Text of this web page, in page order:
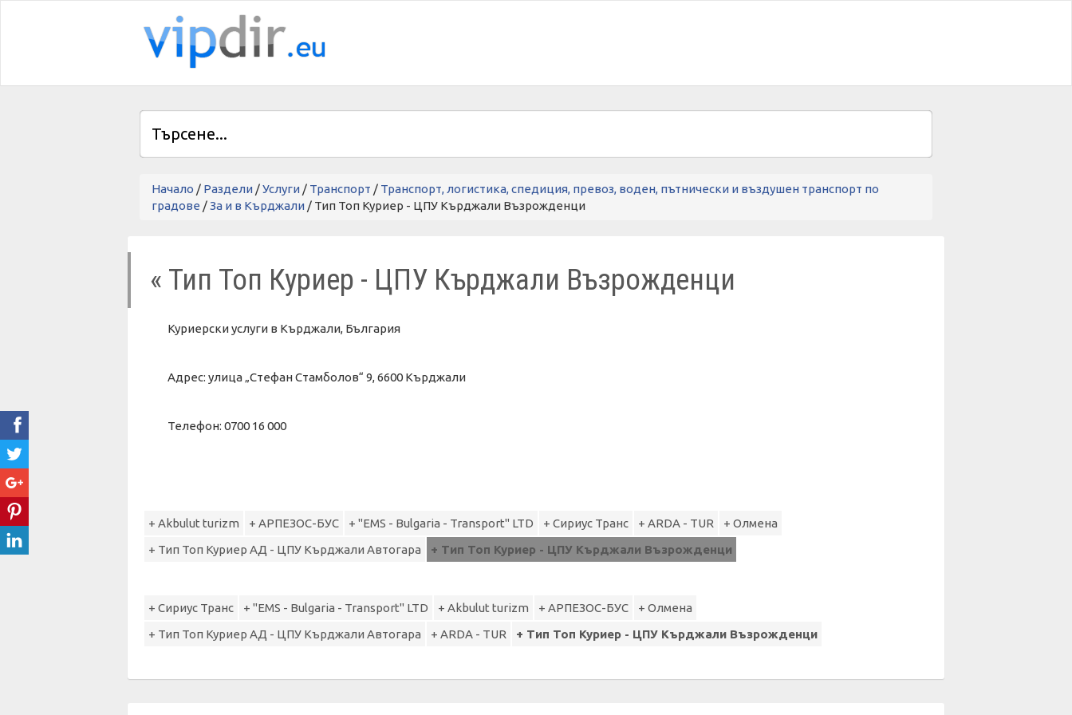
Начало / Раздели /Услуги / Транспорт / Транспорт, логистика, спедиция, превоз, воден, пътнически и въздушен транспорт по
градове /За и в Кърджали / Тип Топ Куриер - ЦПУ Кърджали Възрожденци
« Тип Топ Куриер - ЦПУ Кърджали Възрожденци
Куриерски услуги в Кърджали, България
Адрес: улица „Стефан Стамболов“ 9, 6600 Кърджали
Телефон: 0700 16 000
+ Akbulut turizm + АРПЕЗОС-БУС + "EMS - Bulgaria - Transport" LTD + Сириус Транс + ARDA - TUR
+ Олмена
+ Тип Топ Куриер АД - ЦПУ Кърджали Автогара
+ Тип Топ Куриер - ЦПУ Кърджали Възрожденци
+ Сириус Транс + "EMS - Bulgaria - Transport" LTD + Akbulut turizm + АРПЕЗОС-БУС
+ Олмена
+ Тип Топ Куриер АД - ЦПУ Кърджали Автогара
+ ARDA - TUR + Тип Топ Куриер - ЦПУ Кърджали Възрожденци